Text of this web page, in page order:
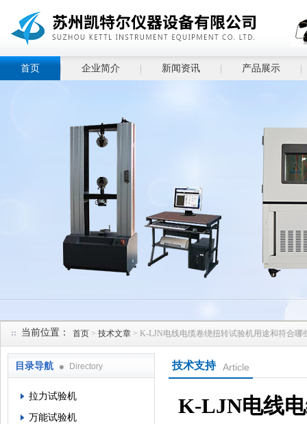
首页 企业简介 新闻资讯 产品展示
当前位置： 首页 > 技术文章 > K-LJN电线电缆卷绕扭转试验机用途和符合哪
目录导航 Directory
拉力试验机
万能试验机
技术支持 Article
K-LJN电线